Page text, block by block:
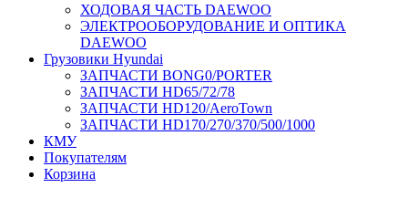
ХОДОВАЯ ЧАСТЬ DAEWOO
ЭЛЕКТРООБОРУДОВАНИЕ И ОПТИКА
DAEWOO
Грузовики Hyundai
ЗАПЧАСТИ BONG0/PORTER
ЗАПЧАСТИ HD65/72/78
ЗАПЧАСТИ HD120/AeroTown
ЗАПЧАСТИ HD170/270/370/500/1000
КМУ
Покупателям
Корзина